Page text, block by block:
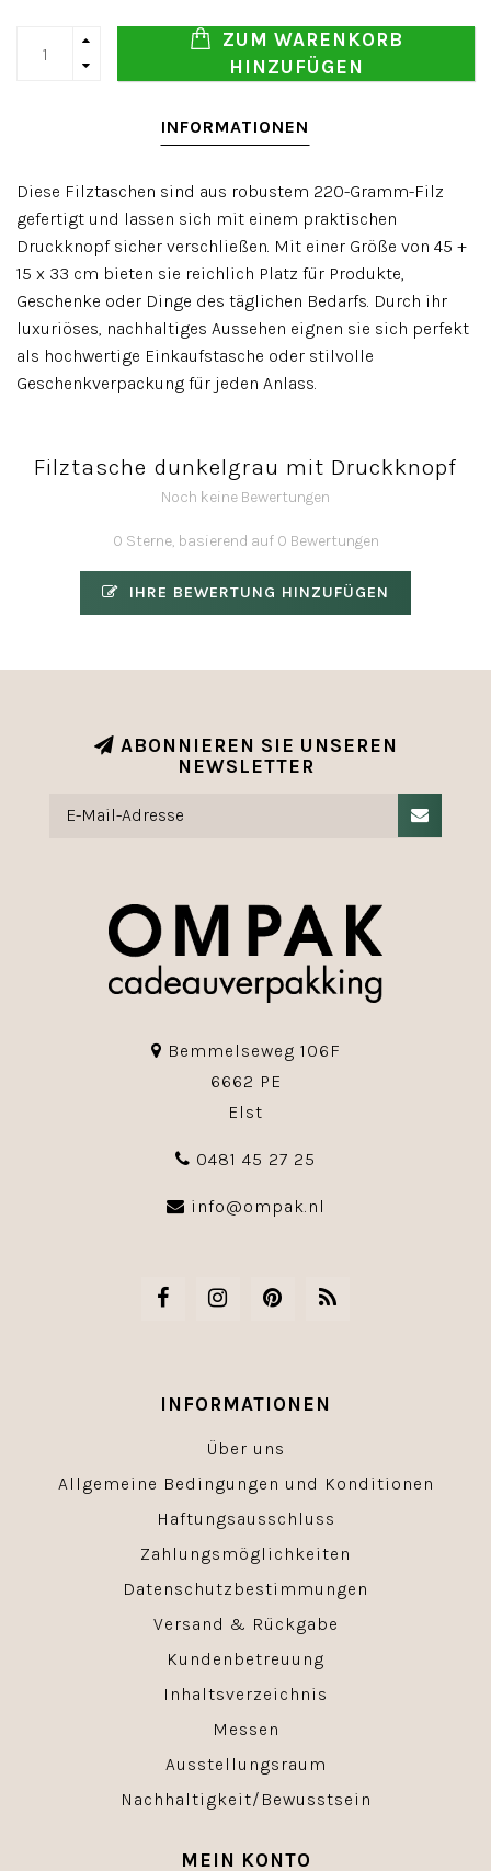
ZUM WARENKORB
HINZUFÜGEN
INFORMATIONEN
Diese Filztaschen sind aus robustem 220-Gramm-Filz
gefertigt und lassen sich mit einem praktischen
Druckknopf sicher verschließen. Mit einer Größe von 45 +
15 x 33 cm bieten sie reichlich Platz für Produkte,
Geschenke oder Dinge des täglichen Bedarfs. Durch ihr
luxuriöses, nachhaltiges Aussehen eignen sie sich perfekt
als hochwertige Einkaufstasche oder stilvolle
Geschenkverpackung für jeden Anlass.
Filztasche dunkelgrau mit Druckknopf
Noch keine Bewertungen
0 Sterne, basierend auf 0 Bewertungen
IHRE BEWERTUNG HINZUFÜGEN
ABONNIEREN SIE UNSEREN
NEWSLETTER
Bemmelseweg 106F
6662 PE
Elst
0481 45 27 25
info@ompak.nl
INFORMATIONEN
Über uns
Allgemeine Bedingungen und Konditionen
Haftungsausschluss
Zahlungsmöglichkeiten
Datenschutzbestimmungen
Versand & Rückgabe
Kundenbetreuung
Inhaltsverzeichnis
Messen
Ausstellungsraum
Nachhaltigkeit/Bewusstsein
MEIN KONTO